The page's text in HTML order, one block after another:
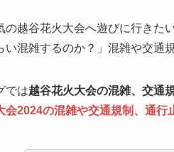
の越谷花火大会へ遊びに行きた
い混雑するのか？」混雑や交通
では越谷花火大会の混雑、交通
会2024の混雑や交通規制、通行